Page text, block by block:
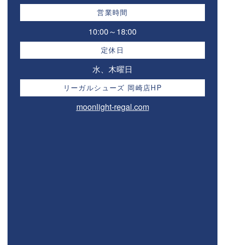
営業時間
10:00～18:00⁣
定休日
水、木曜日
リーガルシューズ 岡崎店HP
moonlight-regal.com